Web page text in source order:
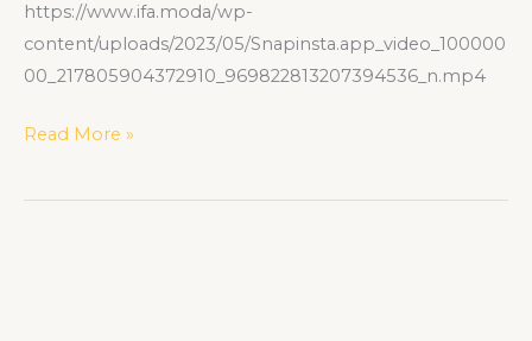
https://www.ifa.moda/wp-
content/uploads/2023/05/Snapinsta.app_video_100000
00_217805904372910_969822813207394536_n.mp4
Read More »